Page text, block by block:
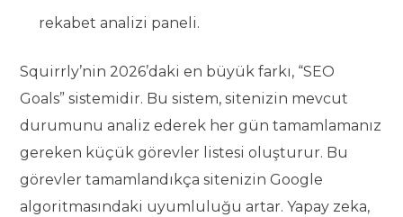
rekabet analizi paneli.
Squirrly’nin 2026’daki en büyük farkı, “SEO
Goals” sistemidir. Bu sistem, sitenizin mevcut
durumunu analiz ederek her gün tamamlamanız
gereken küçük görevler listesi oluşturur. Bu
görevler tamamlandıkça sitenizin Google
algoritmasındaki uyumluluğu artar. Yapay zeka,